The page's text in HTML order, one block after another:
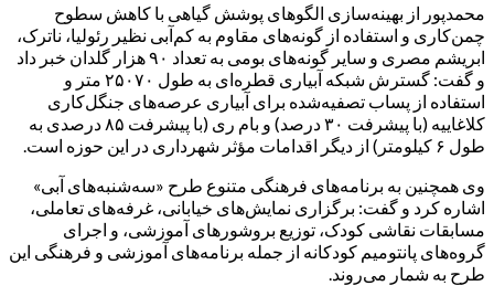
محمدپور از بهینه‌سازی الگوهای پوشش گیاهی با کاهش سطوح
چمن‌کاری و استفاده از گونه‌های مقاوم به کم‌آبی نظیر رئولیا، ناترک،
ابریشم مصری و سایر گونه‌های بومی به تعداد ۹۰ هزار گلدان خبر داد
و گفت: گسترش شبکه آبیاری قطره‌ای به طول ۲۵۰۷۰ متر و
استفاده از پساب تصفیه‌شده برای آبیاری عرصه‌های جنگل‌کاری
کلاغاییه (با پیشرفت ۳۰ درصد) و بام ری (با پیشرفت ۸۵ درصدی به
طول ۶ کیلومتر) از دیگر اقدامات مؤثر شهرداری در این حوزه است.
وی همچنین به برنامه‌های فرهنگی متنوع طرح «سه‌شنبه‌های آبی»
اشاره کرد و گفت: برگزاری نمایش‌های خیابانی، غرفه‌های تعاملی،
مسابقات نقاشی کودک، توزیع بروشورهای آموزشی، و اجرای
گروه‌های پانتومیم کودکانه از جمله برنامه‌های آموزشی و فرهنگی این
طرح به شمار می‌روند.